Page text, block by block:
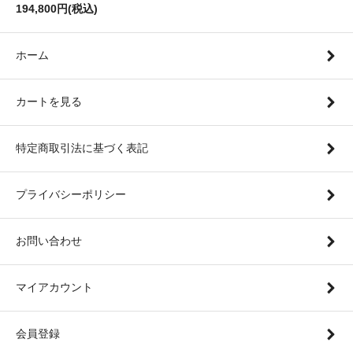
194,800円(税込)
ホーム
カートを見る
特定商取引法に基づく表記
プライバシーポリシー
お問い合わせ
マイアカウント
会員登録